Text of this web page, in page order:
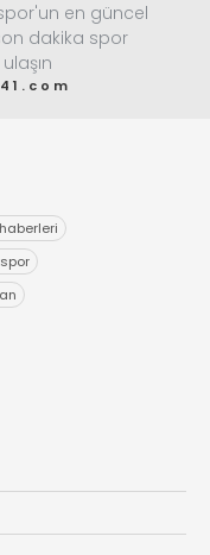
en güncel
dakika spor